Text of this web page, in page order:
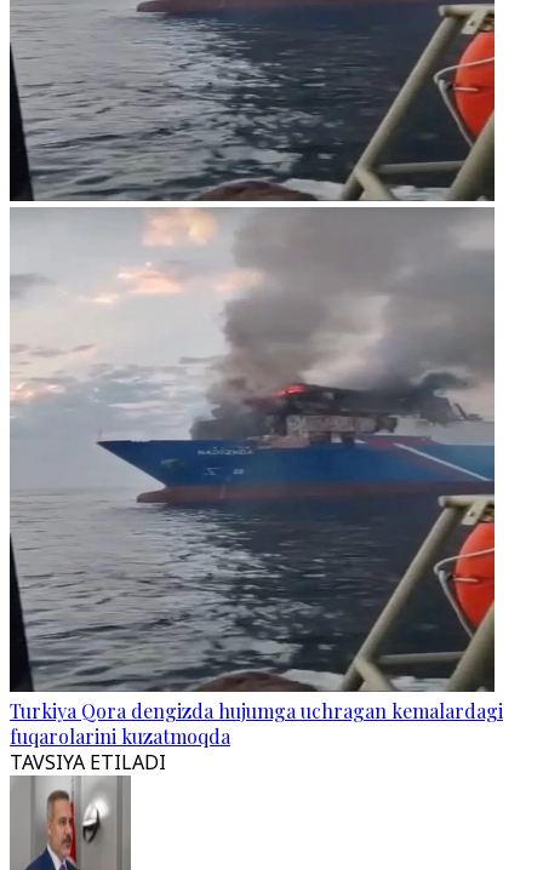
Turkiya Qora dengizda hujumga uchragan kemalardagi
fuqarolarini kuzatmoqda
TAVSIYA ETILADI